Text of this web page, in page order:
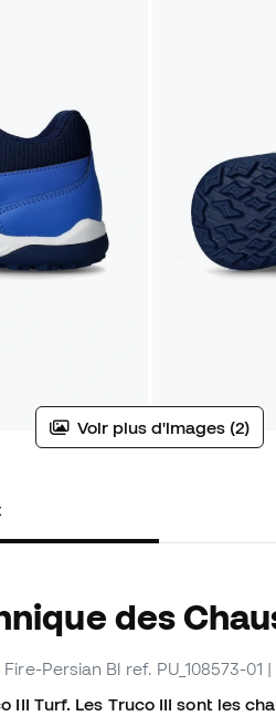
Voir plus d'images (2)
des
Persian Bl ref. PU_108573-01 |
III Turf. Les Truco III sont les